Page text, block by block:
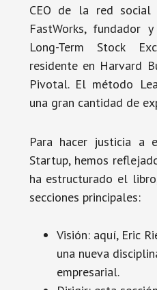
CEO de la red social
FastWorks, fundador
Long-Term Stock
residente en Harvard
Pivotal. El método
una gran cantidad de
Para hacer justicia a
Startup, hemos
ha estructurado el
secciones principales:
Visión: aquí, Eric
una nueva
empresarial.